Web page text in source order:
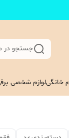
جستجو در
خانگیلوازم شخصی